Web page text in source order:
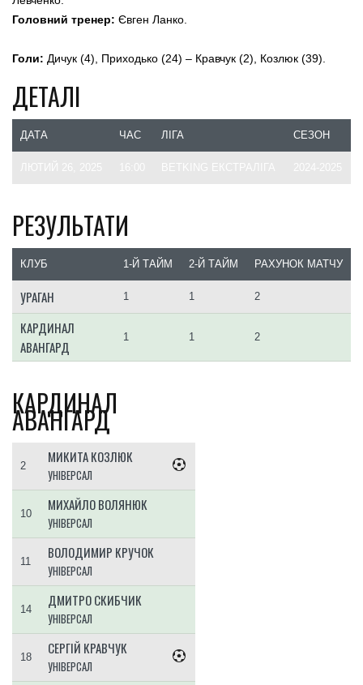
Головний тренер: Євген Ланко.
Голи: Дичук (4), Приходько (24) – Кравчук (2), Козлюк (39).
ДЕТАЛІ
ДАТА ЧАС ЛІГА СЕЗОН
РЕЗУЛЬТАТИ
КЛУБ 1-Й ТАЙМ 2-Й ТАЙМ РАХУНОК МАТЧУ
УРАГАН 1 1 2
КАРДИНАЛ
АВАНГАРД
1 1 2
КАРДИНАЛ
АВАНГАРД
2
МИКИТА КОЗЛЮК
УНІВЕРСАЛ
10
МИХАЙЛО ВОЛЯНЮК
УНІВЕРСАЛ
11
ВОЛОДИМИР КРУЧОК
УНІВЕРСАЛ
14
ДМИТРО СКИБЧИК
УНІВЕРСАЛ
18
СЕРГІЙ КРАВЧУК
УНІВЕРСАЛ